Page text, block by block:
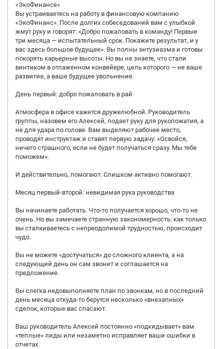
«ЭкоФинансе»
Вы устраиваетесь на работу в финансовую компанию
«ЭкоФинанс». После долгих собеседований вам с улыбкой
жмут руку и говорят: «Добро пожаловать в команду! Первые
три месяца — испытательный срок. Покажите результат, и у
вас здесь большое будущее». Вы полны энтузиазма и готовы
покорять карьерные высоты. Но вы не знаете, что стали
винтиком в отлаженном конвейере, цель которого — не ваше
развитие, а ваше будущее увольнение.
День первый: добро пожаловать в рай
Атмосфера в офисе кажется дружелюбной. Руководитель
группы, назовем его Алексей, подает руку для рукопожатия, а
не для удара по голове. Вам выделяют рабочее место,
проводят инструктаж и ставят первую задачу: «Освойся,
ничего страшного, если не будет получаться сразу. Мы тебе
поможем».
И действительно, помогают. Слишком активно помогают.
Месяц первый-второй: невидимая рука руководства
Вы начинаете работать. Что-то получается хорошо, что-то не
очень. Но вы замечаете странную закономерность: как только
вы сталкиваетесь с непреодолимой трудностью, происходит
чудо.
Вы не можете «достучаться» до сложного клиента, а на
следующий день он сам звонит и соглашается на
предложение.
Вы слегка недовыполняете план по звонкам, но в последний
день месяца откуда-то берутся несколько «внезапных»
сделок, которые вас спасают.
Ваш руководитель Алексей постоянно «подкидывает» вам
«теплые» лиды или незаметно исправляет ваши ошибки в
отчетах.